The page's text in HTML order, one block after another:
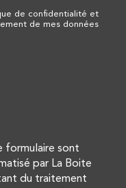
de confidentialité et
de mes données
formulaire sont
par La Boite
du traitement